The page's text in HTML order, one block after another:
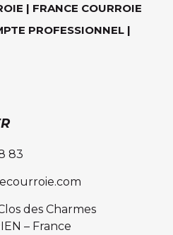
| FRANCE COURROIE
PROFESSIONNEL |
83
des Charmes
– France